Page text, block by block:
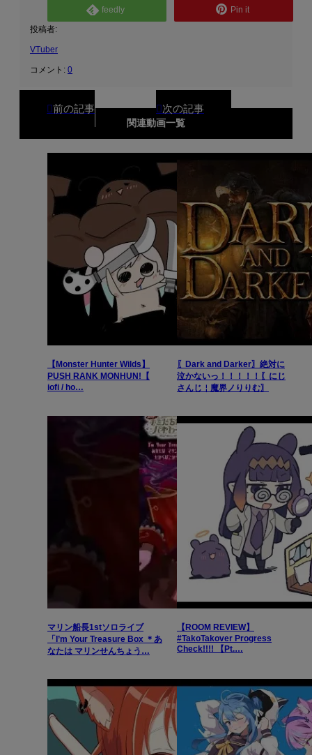
feedly Pin it
投稿者:
VTuber
コメント: 0
関連動画一覧
【Monster Hunter Wilds】
PUSH RANK MONHUN!【
iofi / ho…
〖Dark and Darker〗絶対に
泣かないっ！！！！！〖にじ
さんじ￤魔界ノりりむ〗
マリン船長1stソロライブ
「I’m Your Treasure Box ＊あ
なたは マリンせんちょう…
【ROOM REVIEW】
#TakoTakover Progress
Check!!!! 【Pt.…